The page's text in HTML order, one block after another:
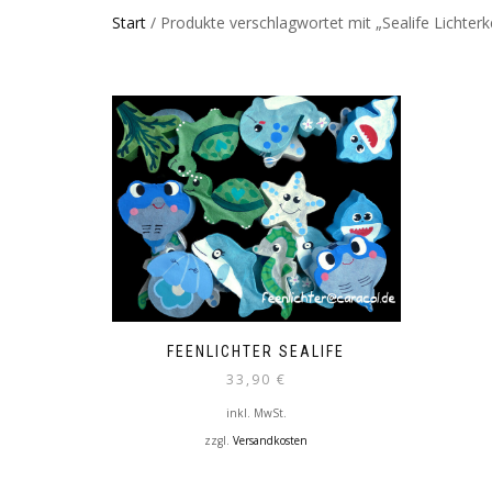
Start / Produkte verschlagwortet mit „Sealife
FEENLICHTER SEALIFE
33,90 €
inkl. MwSt.
zzgl.Versandkosten